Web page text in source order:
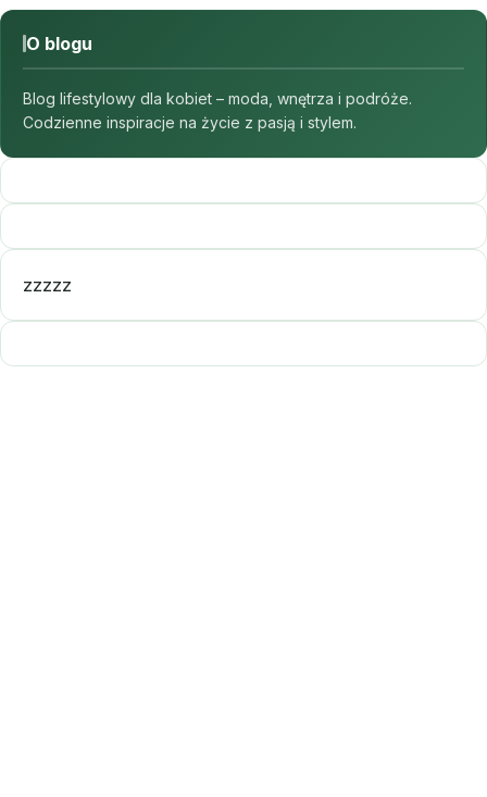
O blogu
Blog lifestylowy dla kobiet – moda, wnętrza i podróże.
Codzienne inspiracje na życie z pasją i stylem.
zzzzz